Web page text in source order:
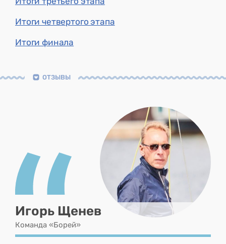
Итоги четвертого этапа
Итоги финала
ОТЗЫВЫ
Игорь Щенев
Команда «Борей»